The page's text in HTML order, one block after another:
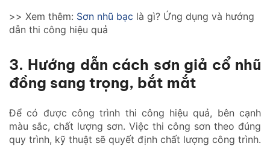
>> Xem thêm: Sơn nhũ bạc là gì? Ứng dụng và hướng
dẫn thi công hiệu quả
3. Hướng dẫn cách sơn giả cổ nhũ
đồng sang trọng, bắt mắt
Để có được công trình thi công hiệu quả, bên cạnh
màu sắc, chất lượng sơn. Việc thi công sơn theo đúng
quy trình, kỹ thuật sẽ quyết định chất lượng công trình.